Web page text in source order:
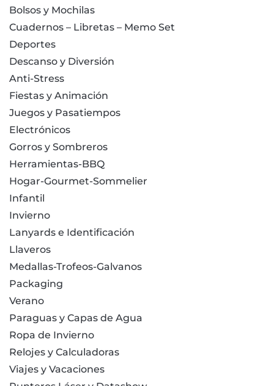
Bolsos y Mochilas
Cuadernos – Libretas – Memo Set
Deportes
Descanso y Diversión
Anti-Stress
Fiestas y Animación
Juegos y Pasatiempos
Electrónicos
Gorros y Sombreros
Herramientas-BBQ
Hogar-Gourmet-Sommelier
Infantil
Invierno
Lanyards e Identificación
Llaveros
Medallas-Trofeos-Galvanos
Packaging
Verano
Paraguas y Capas de Agua
Ropa de Invierno
Relojes y Calculadoras
Viajes y Vacaciones